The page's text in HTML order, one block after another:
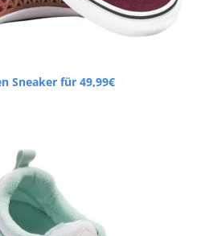
Sneaker für 49,99€